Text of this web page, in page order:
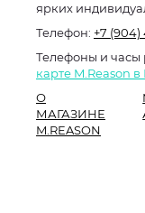
ярких
Телефон: +7 (904)
Телефоны и часы
карте M.Reason
О
МАГАЗИНЕ
M.REASON